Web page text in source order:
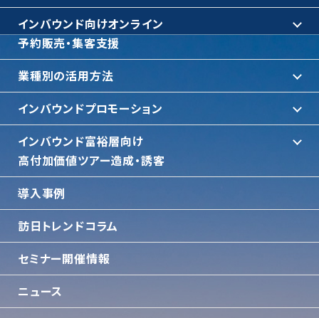
インバウンド向けオンライン
予約販売・集客支援
業種別の活用方法
インバウンドプロモーション
インバウンド富裕層向け
⾼付加価値ツアー造成・誘客
導入事例
訪日トレンドコラム
セミナー開催情報
ニュース